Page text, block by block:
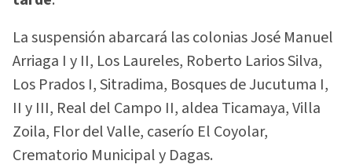
La suspensión abarcará las colonias José Manuel
Arriaga I y II, Los Laureles, Roberto Larios Silva,
Los Prados I, Sitradima, Bosques de Jucutuma I,
II y III, Real del Campo II, aldea Ticamaya, Villa
Zoila, Flor del Valle, caserío El Coyolar,
Crematorio Municipal y Dagas.